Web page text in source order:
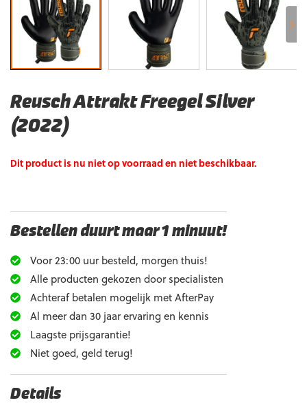
Reusch Attrakt Freegel Silver
(2022)
Dit product is nu niet op voorraad en niet beschikbaar.
Bestellen duurt maar 1 minuut!
Voor 23:00 uur besteld, morgen thuis!
Alle producten gekozen door specialisten
Achteraf betalen mogelijk met AfterPay
Al meer dan 30 jaar ervaring en kennis
Laagste prijsgarantie!
Niet goed, geld terug!
Details